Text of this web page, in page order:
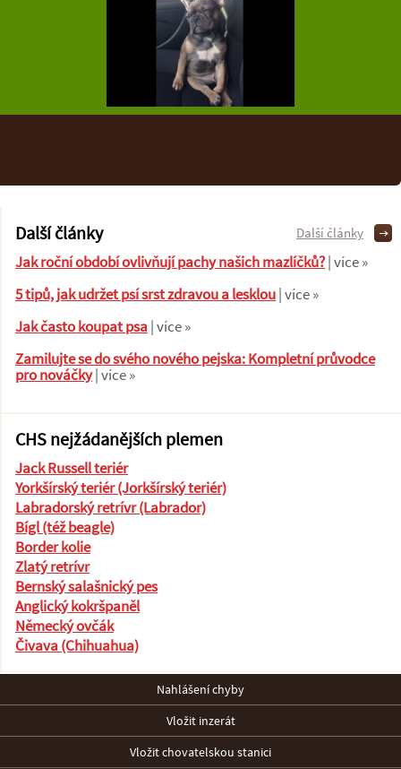
Další články
Jak roční období ovlivňují pachy našich mazlíčků?| více »
5 tipů, jak udržet psí srst zdravou a lesklou| více »
Jak často koupat psa| více »
Zamilujte se do svého nového pejska: Kompletní průvodce
pro nováčky| více »
Další články
CHS nejžádanějších plemen
Jack Russell teriér
Yorkšírský teriér (Jorkšírský teriér)
Labradorský retrívr (Labrador)
Bígl (též beagle)
Border kolie
Zlatý retrívr
Bernský salašnický pes
Anglický kokršpaněl
Německý ovčák
Čivava (Chihuahua)
Nahlášení chyby
Vložit inzerát
Vložit chovatelskou stanici